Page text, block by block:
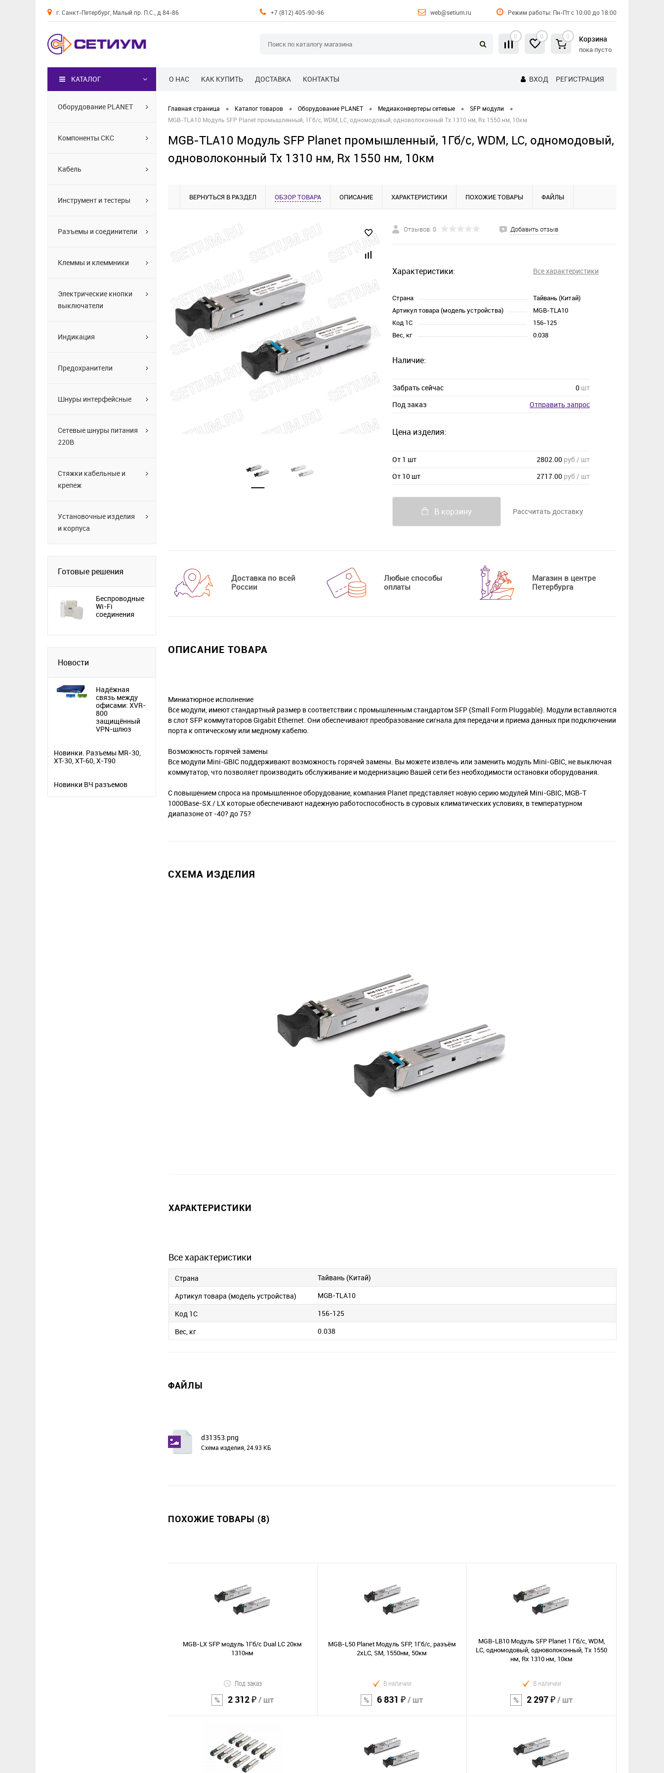
г. Санкт-Петербург, Малый пр. П.С., д 84-86 +7 (812) 405-90-96 web@setium.ru Режим работы: Пн-Пт с 10:00 до 18:00
0 0 0 Корзина
пока пусто
О НАС КАК КУПИТЬ ДОСТАВКА КОНТАКТЫ ВХОД РЕГИСТРАЦИЯ
КАТАЛОГ
Оборудование PLANET
Компоненты СКС
Кабель
Инструмент и тестеры
Разъемы и соединители
Клеммы и клеммники
Электрические кнопки
выключатели
Индикация
Предохранители
Шнуры интерфейсные
Сетевые шнуры питания
220В
Стяжки кабельные и
крепеж
Установочные изделия
и корпуса
Готовые решения
Беспроводные
Wi-Fi
соединения
Новости
Надёжная
связь между
офисами: XVR-
800
защищённый
VPN-шлюз
Новинки. Разъемы MR-30,
XT-30, XT-60, X-T90
Новинки ВЧ разъемов
Главная страница • Каталог товаров • Оборудование PLANET • Медиаконвертеры сетевые • SFP модули •
MGB-TLA10 Модуль SFP Planet промышленный, 1Гб/с, WDM, LC, одномодовый, одноволоконный Tx 1310 нм, Rx 1550 нм, 10км
MGB-TLA10 Модуль SFP Planet промышленный, 1Гб/с, WDM, LC, одномодовый,
одноволоконный Tx 1310 нм, Rx 1550 нм, 10км
ВЕРНУТЬСЯ В РАЗДЕЛ ОБЗОР ТОВАРА ОПИСАНИЕ ХАРАКТЕРИСТИКИ ПОХОЖИЕ ТОВАРЫ ФАЙЛЫ
Отзывов: 0 Добавить отзыв
Характеристики: Все характеристики
Страна
Тайвань (Китай)
Артикул товара (модель устройства)
MGB-TLA10
Код 1С
156-125
Вес, кг
0.038
Наличие:
Забрать сейчас 0 шт
Под заказ
Отправить запрос
Цена изделия:
От 1 шт 2802.00 руб / шт
От 10 шт
2717.00 руб / шт
В корзину Рассчитать доставку
Доставка по всей
России
Любые способы
оплаты
Магазин в центре
Петербурга
ОПИСАНИЕ ТОВАРА
Миниатюрное исполнение
Все модули, имеют стандартный размер в соответствии с промышленным стандартом SFP (Small Form Pluggable). Модули вставляются
в слот SFP коммутаторов Gigabit Ethernet. Они обеспечивают преобразование сигнала для передачи и приема данных при подключении
порта к оптическому или медному кабелю.
Возможность горячей замены
Все модули Mini-GBIC поддерживают возможность горячей замены. Вы можете извлечь или заменить модуль Mini-GBIC, не выключая
коммутатор, что позволяет производить обслуживание и модернизацию Вашей сети без необходимости остановки оборудования.
С повышением спроса на промышленное оборудование, компания Planet представляет новую серию модулей Mini-GBIC, MGB-T
1000Base-SX / LX которые обеспечивают надежную работоспособность в суровых климатических условиях, в температурном
диапазоне от -40? до 75?
СХЕМА ИЗДЕЛИЯ
ХАРАКТЕРИСТИКИ
Все характеристики
Страна
Тайвань (Китай)
Артикул товара (модель устройства)
MGB-TLA10
Код 1С
156-125
Вес, кг
0.038
ФАЙЛЫ
d31353.png
Схема изделия, 24.93 КБ
ПОХОЖИЕ ТОВАРЫ (8)
MGB-LX SFP модуль 1Гб/с Dual LC 20км
1310нм
Под заказ
2 312 ₽/ шт
В корзину
MGB-L50 Planet Модуль SFP, 1Гб/с, разъём
2хLC, SM, 1550нм, 50км
В наличии
6 831 ₽/ шт
В корзину
MGB-LB10 Модуль SFP Planet 1 Гб/с, WDM,
LC, одномодовый, одноволоконный, Tx 1550
нм, Rx 1310 нм, 10км
В наличии
2 297 ₽/ шт
В корзину